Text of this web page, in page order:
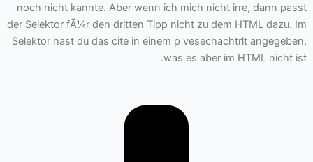
noch nicht kannte. Aber wenn ich mich nicht irre, dann passt
der Selektor fÃ¼r den dritten Tipp nicht zu dem HTML dazu. Im
Selektor hast du das cite in einem p vesechachtrlt angegeben,
was es aber im HTML nicht ist.